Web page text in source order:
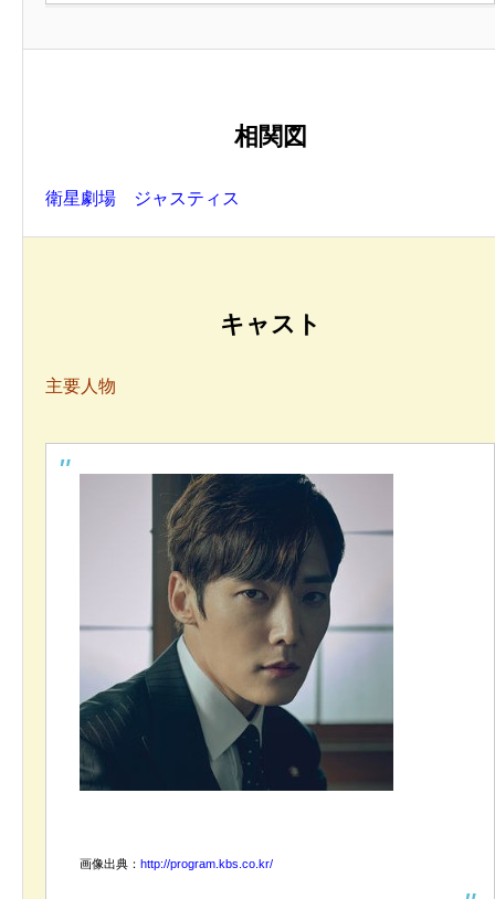
相関図
衛星劇場 ジャスティス
キャスト
主要人物
画像出典： http://program.kbs.co.kr/